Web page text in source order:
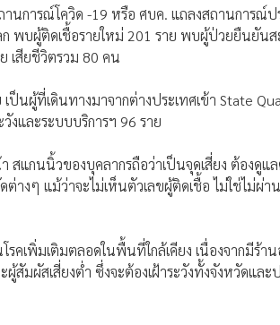
นการณ์โควิด -19 หรือ ศบค. แถลงสถานการณ์
พบผู้ติดเชื้อรายใหม่ 201 ราย พบผู้ป่วยยืนยันส
เสียชีวิตรวม 80 คน
ป็นผู้ที่เดินทางมาจากต่างประเทศเข้า State
งและระบบบริการฯ 96 ราย
กนนิ้วของบุคลากรถือว่าเป็นจุดเสี่ยง ต้องดูแล
งๆ แม้ว่าจะไม่เห็นตัวเลขผู้ติดเชื้อ ไม่ใช่ไม่ผ่า
คเพิ่มเติมตลอดในพื้นที่ใกล้เคียง เนื่องจากมีร้
สัมผัสเสี่ยงต่ำ ซึ่งจะต้องเฝ้าระวังทั้งจังหวัดและ